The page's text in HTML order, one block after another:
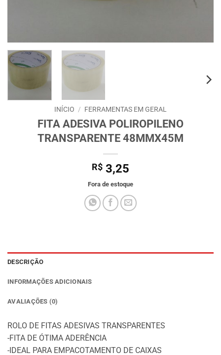
INÍCIO / FERRAMENTAS EM GERAL
FITA ADESIVA POLIROPILENO
TRANSPARENTE 48MMX45M
R$ 3,25
Fora de estoque
DESCRIÇÃO
INFORMAÇÕES ADICIONAIS
AVALIAÇÕES (0)
ROLO DE FITAS ADESIVAS TRANSPARENTES
-FITA DE ÓTIMA ADERÊNCIA
-IDEAL PARA EMPACOTAMENTO DE CAIXAS